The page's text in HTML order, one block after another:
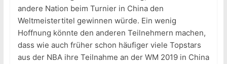
andere Nation beim Turnier in China den
Weltmeistertitel gewinnen würde. Ein wenig
Hoffnung könnte den anderen Teilnehmern machen,
dass wie auch früher schon häufiger viele Topstars
aus der NBA ihre Teilnahme an der WM 2019 in China